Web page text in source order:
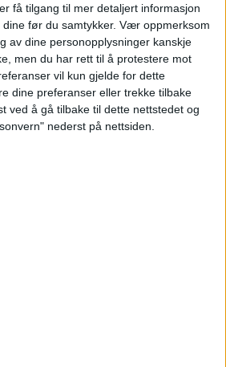
få tilgang til mer detaljert informasjon
før du samtykker. Vær oppmerksom
av dine personopplysninger kanskje
men du har rett til å protestere mot
vil kun gjelde for dette
dine preferanser eller trekke tilbake
ved å gå tilbake til dette nettstedet og
nederst på nettsiden.
knivstikkingen